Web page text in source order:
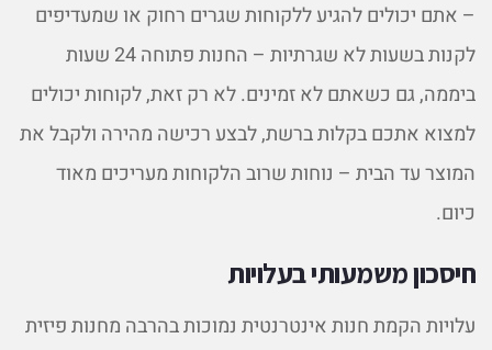
– אתם יכולים להגיע ללקוחות שגרים רחוק או שמעדיפים
לקנות בשעות לא שגרתיות – החנות פתוחה 24 שעות
ביממה, גם כשאתם לא זמינים. לא רק זאת, לקוחות יכולים
למצוא אתכם בקלות ברשת, לבצע רכישה מהירה ולקבל את
המוצר עד הבית – נוחות שרוב הלקוחות מעריכים מאוד
כיום.
חיסכון משמעותי בעלויות
עלויות הקמת חנות אינטרנטית נמוכות בהרבה מחנות פיזית